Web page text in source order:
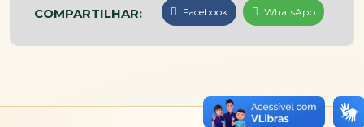
COMPARTILHAR: Facebook WhatsApp